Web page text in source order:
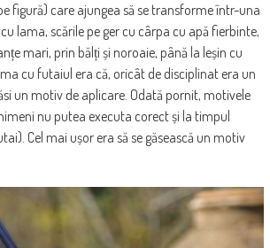
figură) care ajungea să se transforme într-una
lama, scările pe ger cu cârpa cu apă fierbinte,
mari, prin bălți și noroaie, până la leșin cu
cu futaiul era că, oricât de disciplinat era un
un motiv de aplicare. Odată pornit, motivele
nu putea executa corect și la timpul
Cel mai ușor era să se găsească un motiv